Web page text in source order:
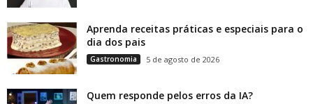
Aprenda receitas práticas e especiais para o
dia dos pais
Gastronomia 5 de agosto de 2026
Quem responde pelos erros da IA?